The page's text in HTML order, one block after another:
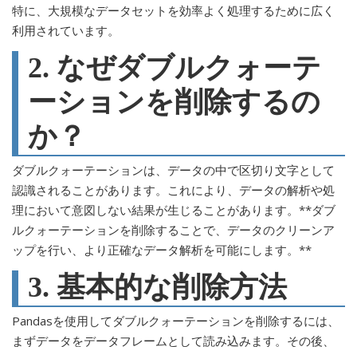
特に、大規模なデータセットを効率よく処理するために広く
利用されています。
2. なぜダブルクォーテ
ーションを削除するの
か？
ダブルクォーテーションは、データの中で区切り文字として
認識されることがあります。これにより、データの解析や処
理において意図しない結果が生じることがあります。**ダブ
ルクォーテーションを削除することで、データのクリーンア
ップを行い、より正確なデータ解析を可能にします。**
3. 基本的な削除方法
Pandasを使用してダブルクォーテーションを削除するには、
まずデータをデータフレームとして読み込みます。その後、